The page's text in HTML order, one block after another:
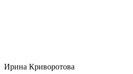
Ирина Криворотова